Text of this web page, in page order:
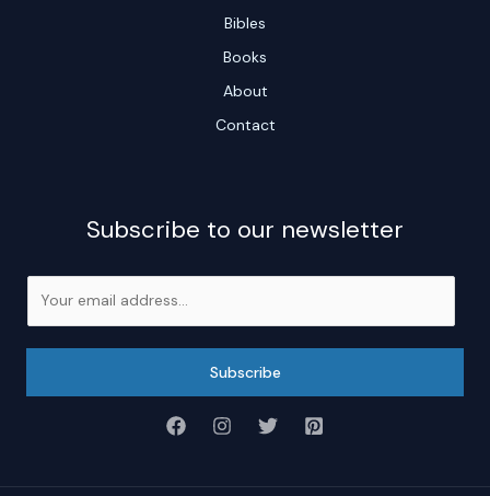
Bibles
Books
About
Contact
Subscribe to our newsletter
Subscribe